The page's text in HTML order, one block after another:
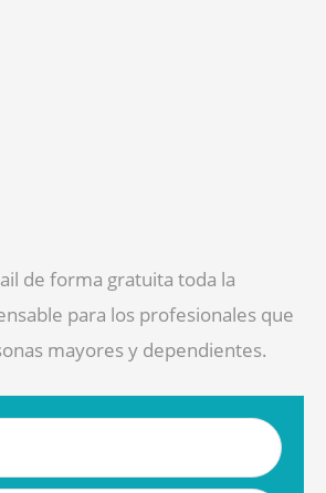
de forma gratuita toda la
para los profesionales que
mayores y dependientes.